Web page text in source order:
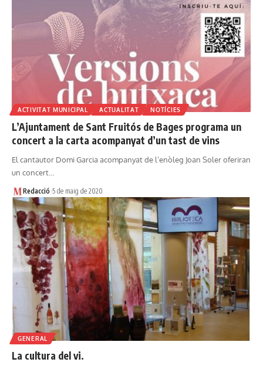
ACTIVITAT MUNICIPAL ACTUALITAT NOTÍCIES
L’Ajuntament de Sant Fruitós de Bages programa un
concert a la carta acompanyat d’un tast de vins
El cantautor Domi Garcia acompanyat de l’enòleg Joan Soler oferiran
un concert…
Redacció 5 de maig de 2020
GENERAL
La cultura del vi.